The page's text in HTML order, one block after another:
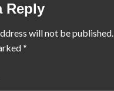
Reply
will not be published.
*